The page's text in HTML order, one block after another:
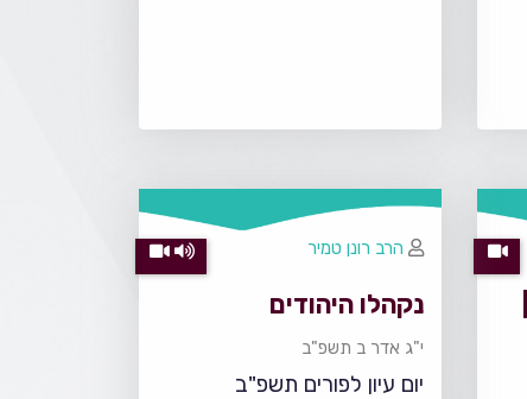
נקהלו היהודים
י"ג אדר ב תשפ"ב
יום עיון לפורים תשפ"ב
הרב רונן טמיר